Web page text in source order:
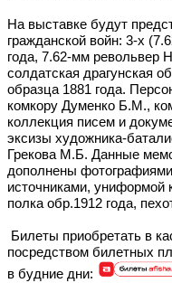
На выставке будут
гражданской войн: 3-х
года, 7.62-мм револьвер
солдатская драгунская
образца 1881 года.
комкору Думенко Б.М.,
коллекция писем и
эксизы художника-
Грекова М.Б. Данные
дополнены
источниками, униформой
полка обр.1912 года,
Билеты приобретать в
посредством билетных
в будние дни: